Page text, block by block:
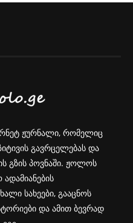
ჟურნალი, რომელიც
გავრცელებას და
გზის პოვნაში. ჟოლოს
სახეები, გააცნოს
და ამით ბევრად